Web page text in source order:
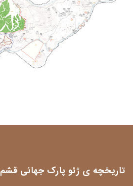
تاریخچه ی ژئو پارک جهانی قشم